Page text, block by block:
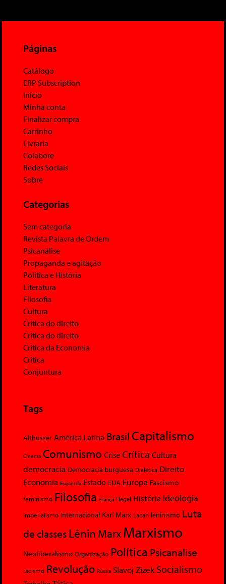
Páginas
Catálogo
ERP Subscription
Início
Minha conta
Finalizar compra
Carrinho
Livraria
Colabore
Redes Sociais
Sobre
Categorias
Sem categoria
Revista Palavra de Ordem
Psicanálise
Propaganda e agitação
Política e História
Literatura
Filosofia
Cultura
Crítica do direito
Crítica do direito
Crítica da Economia
Crítica
Conjuntura
Tags
Althusser América Latina Brasil Capitalismo
Cinema Comunismo Crise Crítica Cultura
democracia Democracia burguesa Dialética Direito
Economia Esquerda Estado EUA Europa Fascismo
feminismo Filosofia França Hegel História Ideologia
Imperialismo Internacional Karl Marx Lacan leninismo Luta
de classesLênin MarxMarxismo
Neoliberalismo Organização Política Psicanalise
racismo Revolução Rússia Slavoj Zizek Socialismo